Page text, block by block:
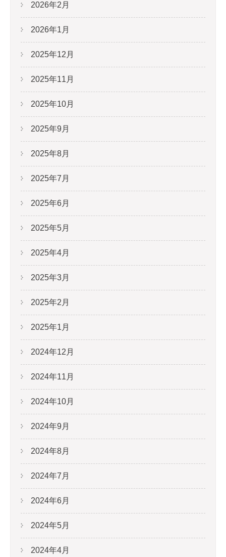
2026年2月
2026年1月
2025年12月
2025年11月
2025年10月
2025年9月
2025年8月
2025年7月
2025年6月
2025年5月
2025年4月
2025年3月
2025年2月
2025年1月
2024年12月
2024年11月
2024年10月
2024年9月
2024年8月
2024年7月
2024年6月
2024年5月
2024年4月